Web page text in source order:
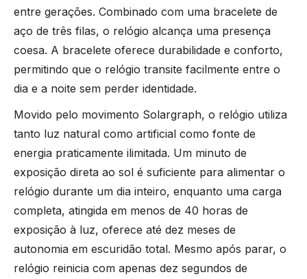
entre gerações. Combinado com uma bracelete de
aço de três filas, o relógio alcança uma presença
coesa. A bracelete oferece durabilidade e conforto,
permitindo que o relógio transite facilmente entre o
dia e a noite sem perder identidade.
Movido pelo movimento Solargraph, o relógio utiliza
tanto luz natural como artificial como fonte de
energia praticamente ilimitada. Um minuto de
exposição direta ao sol é suficiente para alimentar o
relógio durante um dia inteiro, enquanto uma carga
completa, atingida em menos de 40 horas de
exposição à luz, oferece até dez meses de
autonomia em escuridão total. Mesmo após parar, o
relógio reinicia com apenas dez segundos de